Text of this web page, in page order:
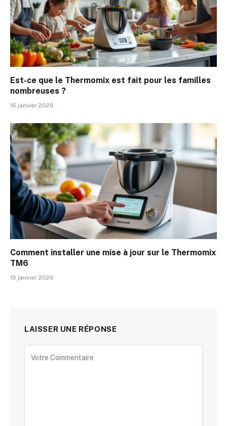
Est-ce que le Thermomix est fait pour les familles
nombreuses ?
16 janvier 2026
Comment installer une mise à jour sur le Thermomix
TM6
15 janvier 2026
LAISSER UNE RÉPONSE